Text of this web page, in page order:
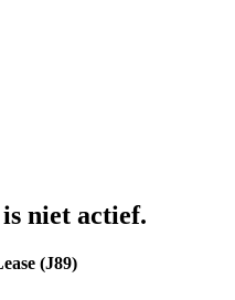
niet actief.
(J89)